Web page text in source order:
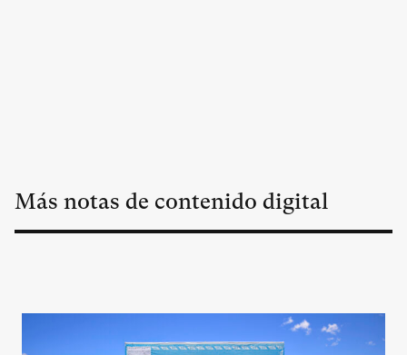
Más notas de contenido digital